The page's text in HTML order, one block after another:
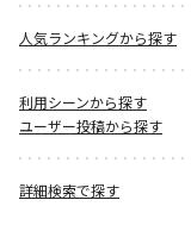
人気ランキングから探す
利用シーンから探す
ユーザー投稿から探す
詳細検索で探す